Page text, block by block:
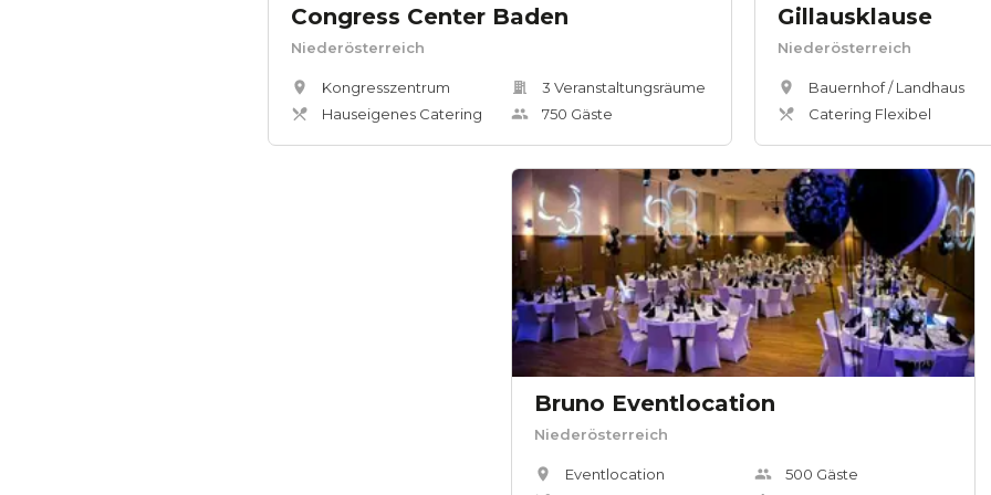
Congress Center Baden
Niederösterreich
Kongresszentrum
Hauseigenes Catering
3 Veranstaltungsräume
750 Gäste
Gillausklause
Niederösterreich
Bauernhof / Landhaus
Catering Flexibel
Bruno Eventlocation
Niederösterreich
Eventlocation
500 Gäste